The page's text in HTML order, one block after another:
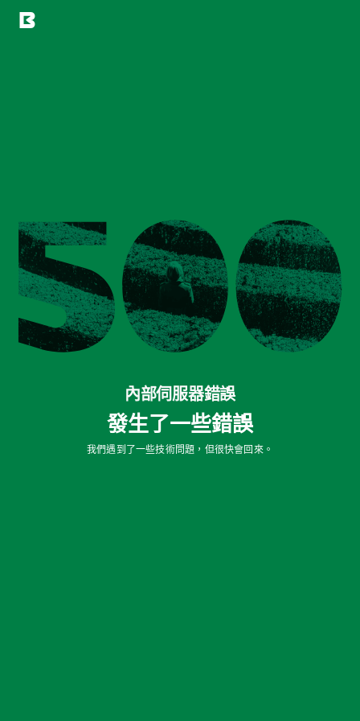
內部伺服器錯誤
發生了一些錯誤
我們遇到了一些技術問題，但很快會回來。